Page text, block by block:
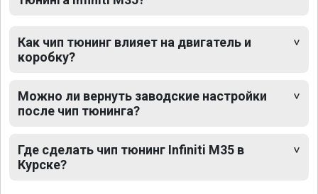
Как чип тюнинг влияет на двигатель и
коробку?
Можно ли вернуть заводские настройки
после чип тюнинга?
Где сделать чип тюнинг Infiniti M35 в
Курске?